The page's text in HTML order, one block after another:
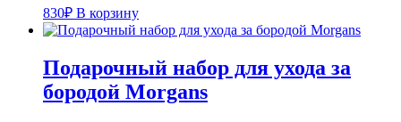
830₽ В корзину
Подарочный набор для ухода за
бородой Morgans